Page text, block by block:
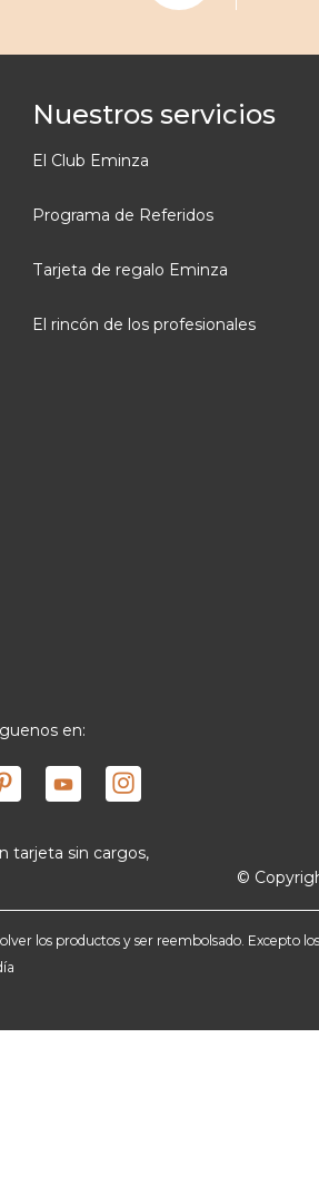
Nuestros servicios
El Club Eminza
Programa de Referidos
Tarjeta de regalo Eminza
El rincón de los profesionales
en:
tarjeta sin cargos,
©
los productos y ser reembolsado. Excepto